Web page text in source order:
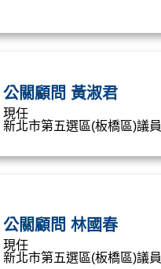
公關顧問 黃淑君
現任
新北市第五選區(板橋區)議員
公關顧問 林國春
現任
新北市第五選區(板橋區)議員